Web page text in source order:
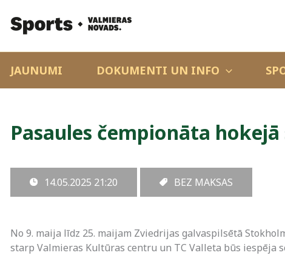
JAUNUMI DOKUMENTI UN INFO
Pasaules čempionāta
14.05.2025 21:20 BEZ MAKSAS
No 9. maija līdz 25. maijam Zviedrijas galvaspilsētā
starp Valmieras Kultūras centru un TC Valleta būs iespēja